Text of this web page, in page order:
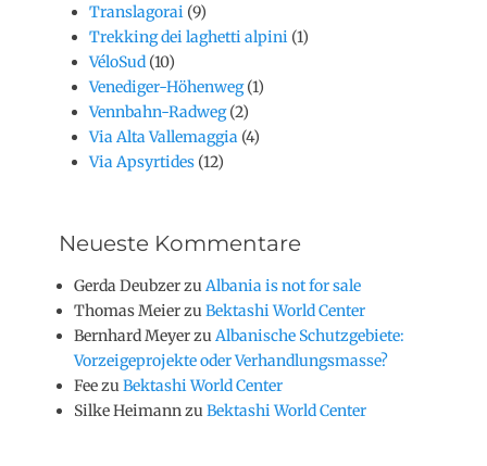
Translagorai (9)
Trekking dei laghetti alpini (1)
VéloSud (10)
Venediger-Höhenweg(1)
Vennbahn-Radweg(2)
Via Alta Vallemaggia (4)
Via Apsyrtides (12)
Neueste Kommentare
Gerda DeubzerzuAlbania is not for sale
Thomas MeierzuBektashi World Center
Bernhard MeyerzuAlbanische Schutzgebiete:
Vorzeigeprojekte oder Verhandlungsmasse?
FeezuBektashi World Center
Silke HeimannzuBektashi World Center